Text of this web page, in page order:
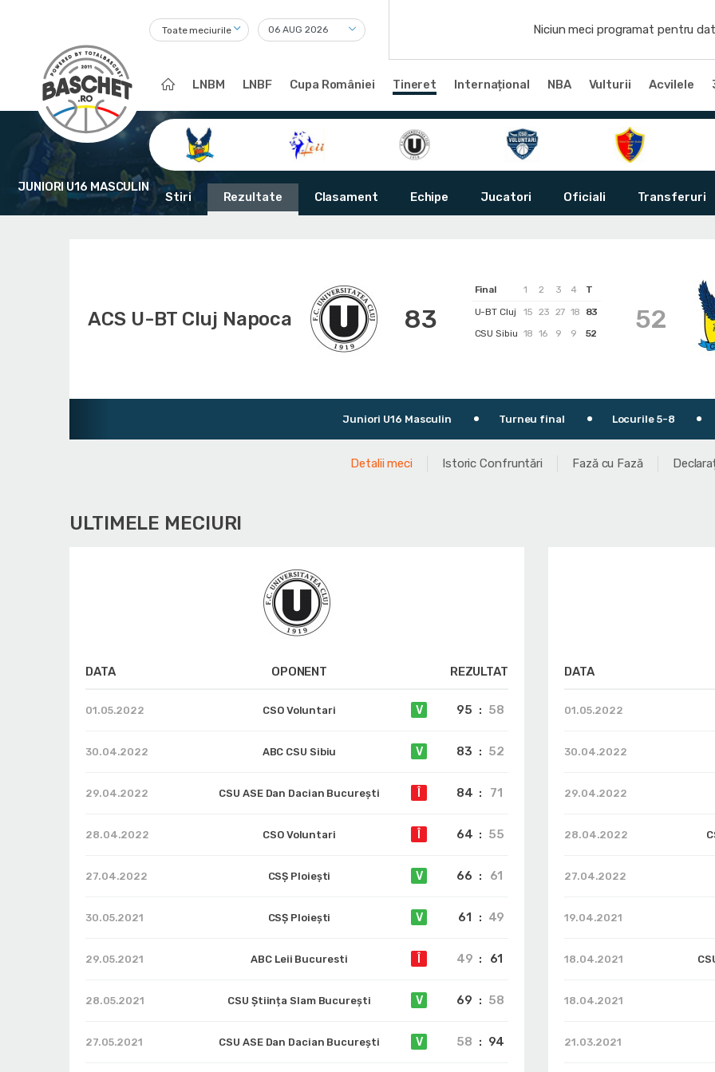
Toate meciurile Niciun meci programat pentru
LNBM LNBF Cupa României Tineret Internațional NBA Vulturii Acvilele
JUNIORI U16 MASCULIN
Stiri Rezultate Clasament Echipe Jucatori Oficiali Transferuri
ACS U-BT Cluj Napoca 83
Final 1 2 3 4
T
U-BT Cluj
15 23 27 18
83
CSU Sibiu 18 16 9 9 52 52
Juniori U16 Masculin Turneu final Locurile 5-8
Detalii meci Istoric Confruntări Fază cu Fază
ULTIMELE MECIURI
DATA OPONENT REZULTAT
01.05.2022 CSO Voluntari V 95 : 58
30.04.2022 ABC CSU Sibiu V 83 : 52
29.04.2022 CSU ASE Dan Dacian București 84 : 71
28.04.2022 CSO Voluntari 64 : 55
27.04.2022 CSȘ Ploiești V 66 : 61
30.05.2021 CSȘ Ploiești V 61 : 49
29.05.2021 ABC Leii Bucuresti 49 : 61
28.05.2021 CSU Știința Slam București V 69 : 58
27.05.2021 CSU ASE Dan Dacian București V 58 : 94
DATA
01.05.2022
30.04.2022
29.04.2022
28.04.2022
27.04.2022
19.04.2021
18.04.2021
18.04.2021
21.03.2021